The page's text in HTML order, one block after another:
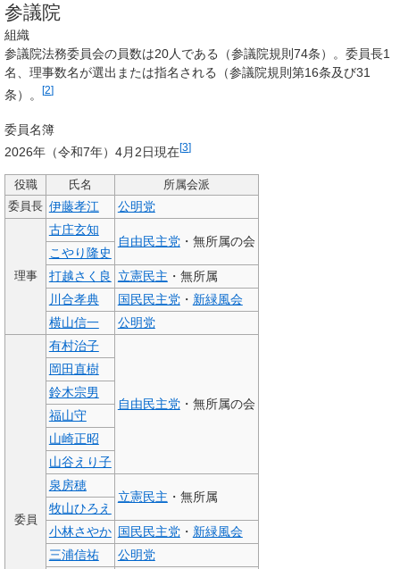
参議院
組織
参議院法務委員会の員数は20人である（参議院規則74条）。委員長1
名、理事数名が選出または指名される（参議院規則第16条及び31
条）。
[2]
委員名簿
2026年（令和7年）4月2日現在[3]
役職 氏名
所属会派
委員長 伊藤孝江 公明党
理事
古庄玄知
自由民主党・無所属の会
こやり隆史
打越さく良
立憲民主 ・無所属
川合孝典
国民民主党・ 新緑風会
横山信一
公明党
委員
有村治子
自由民主党・無所属の会
岡田直樹
鈴木宗男
福山守
山崎正昭
山谷えり子
泉房穂
立憲民主 ・無所属
牧山ひろえ
小林さやか 国民民主党・ 新緑風会
三浦信祐
公明党